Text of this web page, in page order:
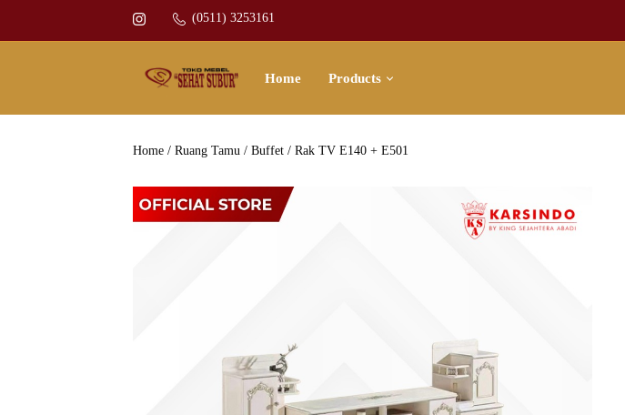
(0511) 3253161
Home Products
Home /Ruang Tamu /Buffet / Rak TV E140 + E501